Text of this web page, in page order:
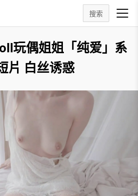
搜索
玩偶姐姐「纯爱」系
片 白丝诱惑